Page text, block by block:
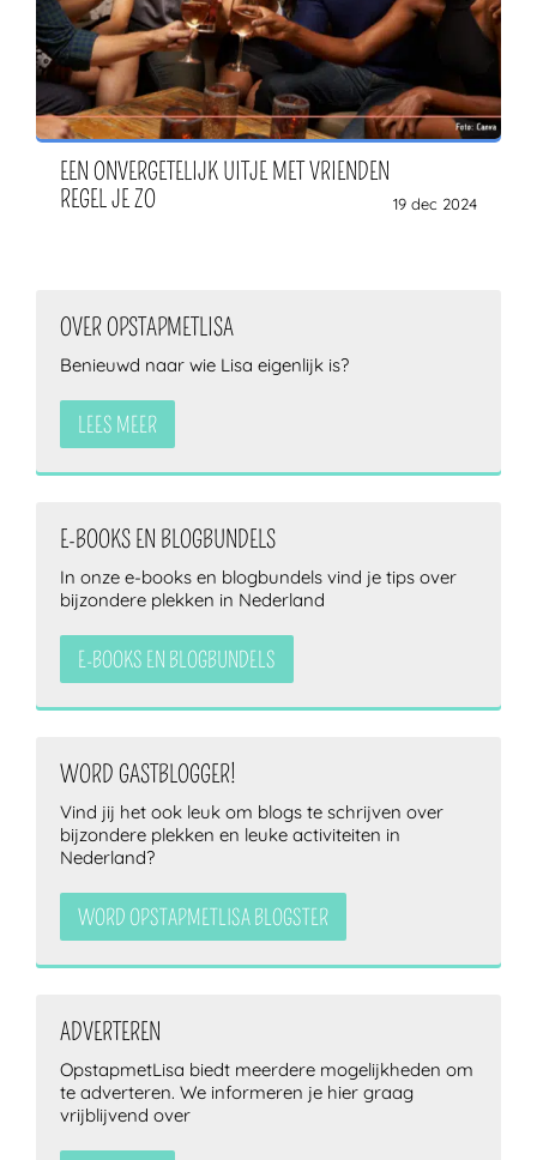
EEN ONVERGETELIJK UITJE MET VRIENDEN
REGEL JE ZO
19 dec 2024
OVER OPSTAPMETLISA
Benieuwd naar wie Lisa eigenlijk is?
LEES MEER
E-BOOKS EN BLOGBUNDELS
In onze e-books en blogbundels vind je tips over
bijzondere plekken in Nederland
E-BOOKS EN BLOGBUNDELS
WORD GASTBLOGGER!
Vind jij het ook leuk om blogs te schrijven over
bijzondere plekken en leuke activiteiten in
Nederland?
WORD OPSTAPMETLISA BLOGSTER
ADVERTEREN
OpstapmetLisa biedt meerdere mogelijkheden om
te adverteren. We informeren je hier graag
vrijblijvend over